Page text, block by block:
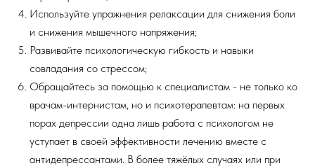
Используйте упражнения релаксации для снижения боли
и снижения мышечного напряжения;
Развивайте психологическую гибкость и навыки
совладания со стрессом;
Обращайтесь за помощью к специалистам - не только ко
врачам-интернистам, но и психотерапевтам: на первых
порах депрессии одна лишь работа с психологом не
уступает в своей эффективности лечению вместе с
антидепрессантами. В более тяжёлых случаях или при